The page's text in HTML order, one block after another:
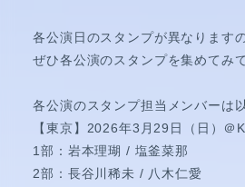
探し SPECIAL
各公演日のスタンプが異なりますの
ぜひ各公演のスタンプを集めてみ
各公演のスタンプ担当メンバーは
【東京】2026年3月29日（日）＠
1部：岩本理瑚 / 塩釜菜那
2部：長谷川稀未 / 八木仁愛